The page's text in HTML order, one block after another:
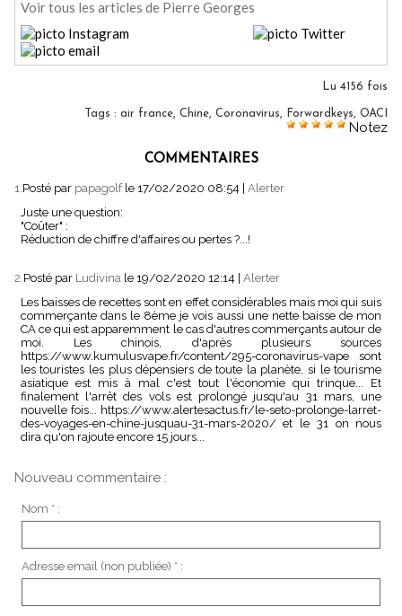
Voir tous les articles de Pierre Georges
Lu 4156 fois
Tags : air france, Chine, Coronavirus, Forwardkeys, OACI
Notez
COMMENTAIRES
1.Posté par papagolf le 17/02/2020 08:54
Alerter
Juste une question:
"Coûter" :
Réduction de chiffre d'affaires ou pertes ?...!
2.Posté par Ludivina le 19/02/2020 12:14
Alerter
Les baisses de recettes sont en effet considérables mais moi qui suis
commerçante dans le 8ème je vois aussi une nette baisse de mon
CA ce qui est apparemment le cas d'autres commerçants autour de
moi. Les chinois, d'après plusieurs sources
https://www.kumulusvape.fr/content/295-coronavirus-vape sont
les touristes les plus dépensiers de toute la planète, si le tourisme
asiatique est mis à mal c'est tout l'économie qui trinque... Et
finalement l'arrêt des vols est prolongé jusqu'au 31 mars, une
nouvelle fois... https://www.alertesactus.fr/le-seto-prolonge-larret-
des-voyages-en-chine-jusquau-31-mars-2020/ et le 31 on nous
dira qu'on rajoute encore 15 jours...
Nouveau commentaire :
Nom * :
Adresse email (non publiée) * :